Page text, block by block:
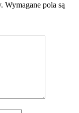
Wymagane pola są